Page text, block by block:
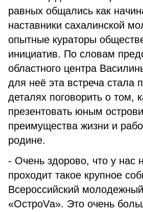
равных общались как
наставники сахалинской
опытные кураторы
инициатив. По словам
областного центра
для неё эта встреча стала
деталях поговорить о том,
презентовать юным
преимущества жизни и
родине.
- Очень здорово, что у нас
проходит такое крупное
Всероссийский
«ОстроVа». Это очень